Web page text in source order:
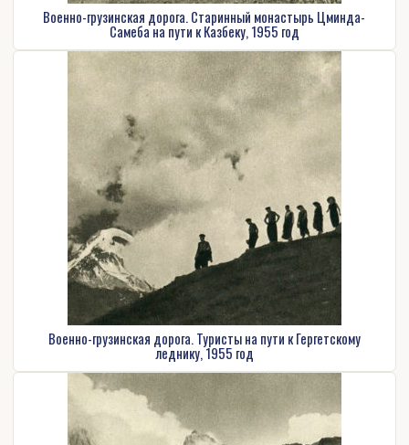
Военно-грузинская дорога. Старинный монастырь Цминда-
Самеба на пути к Казбеку, 1955 год
Военно-грузинская дорога. Туристы на пути к Гергетскому
леднику, 1955 год